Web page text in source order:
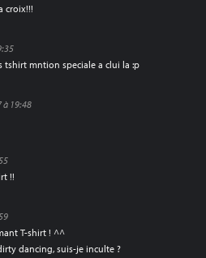
croix!!!
tshirt mntion speciale a clui la :p
à 19:48
!!
T-shirt ! ^^
dancing, suis-je inculte ?